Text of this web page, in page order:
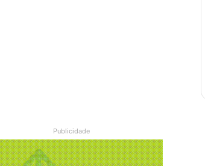
Publicidade